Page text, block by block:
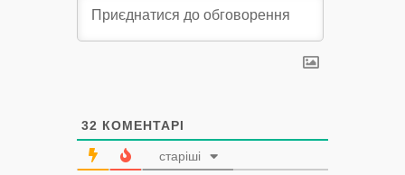
32 КОМЕНТАРІ
старіші